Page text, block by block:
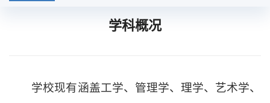
学科概况
学校现有涵盖工学、管理学、理学、艺术学、